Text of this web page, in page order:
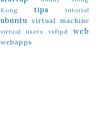
Kong
tips tutorial
ubuntu virtual machine
virtual users vsftpd web
webapps